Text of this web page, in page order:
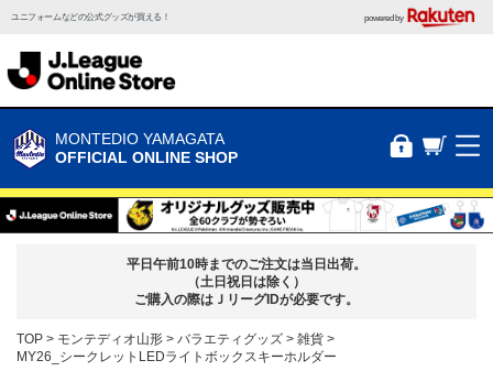
ユニフォームなどの公式グッズが買える！ powered by
MONTEDIO YAMAGATA
OFFICIAL ONLINE SHOP
平日午前10時までのご注文は当日出荷。
（土日祝日は除く）
ご購入の際はＪリーグIDが必要です。
TOP モンテディオ山形 バラエティグッズ
雑貨
MY26_シークレットLEDライトボックスキーホルダー